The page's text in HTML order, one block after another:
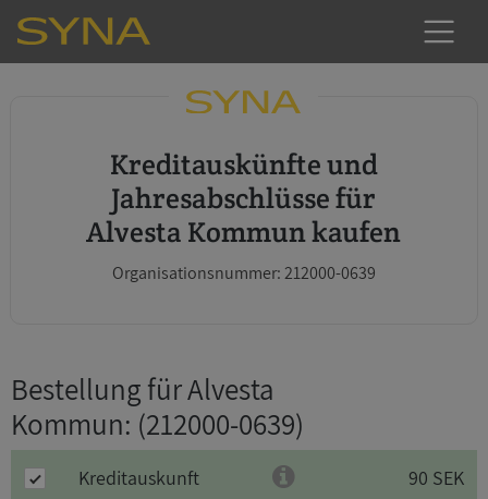
Kreditauskünfte und
Jahresabschlüsse für
Alvesta Kommun kaufen
Organisationsnummer: 212000-0639
Bestellung für Alvesta
Kommun: (212000-0639)
Kreditauskunft 90 SEK